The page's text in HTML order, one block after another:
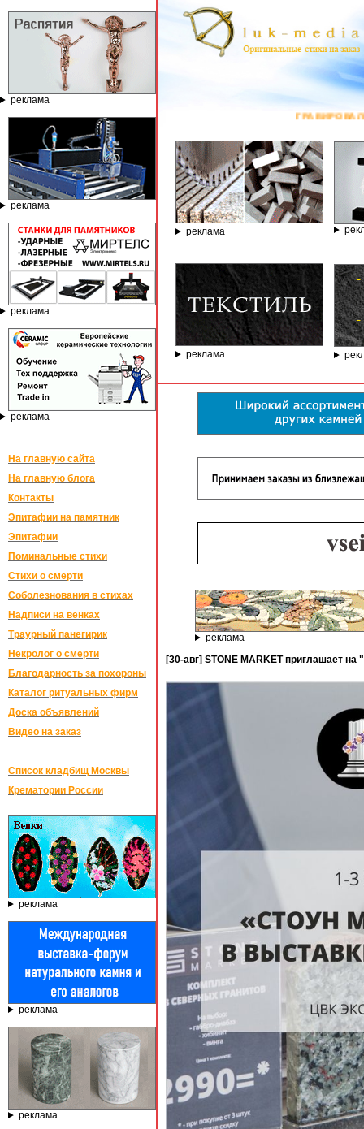
реклама
реклама
реклама
реклама
На главную сайта
На главную блога
Контакты
Эпитафии на памятник
Эпитафии
Поминальные стихи
Стихи о смерти
Соболезнования в стихах
Надписи на венках
Траурный панегирик
Некролог о смерти
Благодарность за похороны
Каталог ритуальных фирм
Доска объявлений
Видео на заказ
Список кладбищ Москвы
Крематории России
реклама
реклама
реклама
ГРАВИРОВАЛЬНЫЕ И
реклама
реклама
реклама
[30-авг] STONE MARKET приглашает